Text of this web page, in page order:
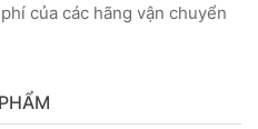
của các hãng vận chuyển